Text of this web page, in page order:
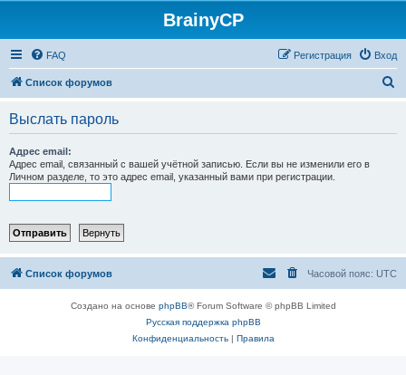
BrainyCP
FAQ Вход
Регистрация
Список форумов
Выслать пароль
Адрес email:
Адрес email, связанный с вашей учётной записью. Если вы не изменили его в
Личном разделе, то это адрес email, указанный вами при регистрации.
Список форумов Часовой пояс: UTC
Создано на основе phpBB® Forum Software © phpBB Limited
Русская поддержка phpBB
Конфиденциальность| Правила